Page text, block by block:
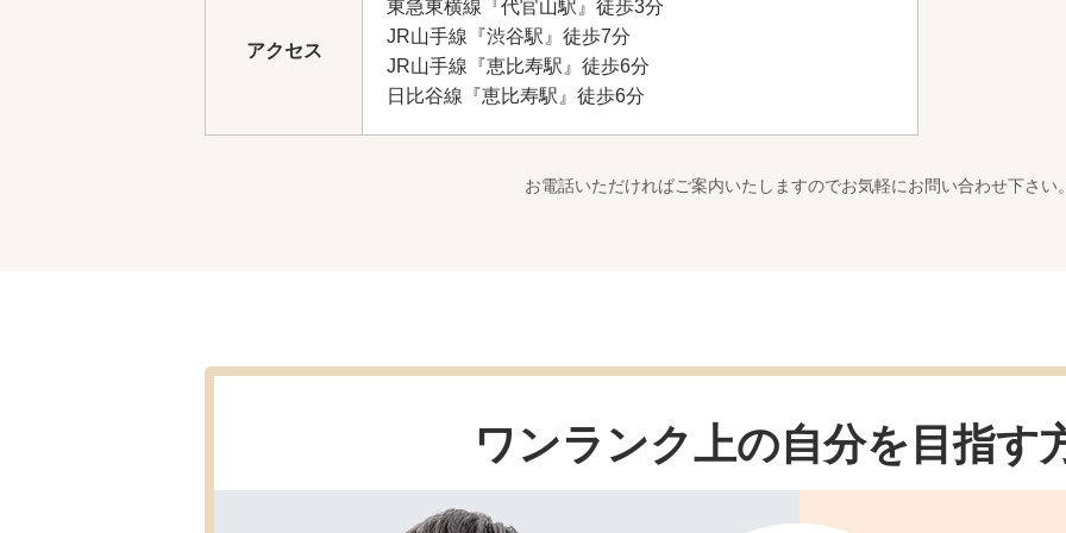
アクセス
東急東横線『代官山駅』徒歩3分
JR山手線『渋谷駅』徒歩7分
JR山手線『恵比寿駅』徒歩6分
日比谷線『恵比寿駅』徒歩6分
お電話いただければご案内いたしますのでお気軽にお問い合わせ下さい
ワンランク上の自分を 目指す